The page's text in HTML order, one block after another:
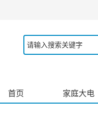
首页 家庭大电